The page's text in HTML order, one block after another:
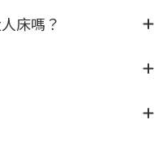
床嗎？